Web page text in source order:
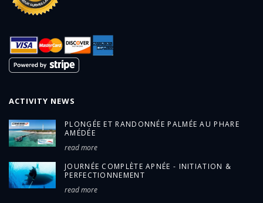
ACTIVITY NEWS
PLONGÉE ET RANDONNÉE PALMÉE AU PHARE
AMÉDÉE
read more
JOURNÉE COMPLÈTE APNÉE - INITIATION &
PERFECTIONNEMENT
read more